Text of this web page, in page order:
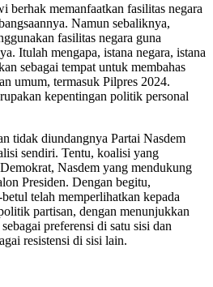
berhak memanfaatkan fasilitas negara
Namun sebaliknya,
fasilitas negara guna
Itulah mengapa, istana negara, istana
sebagai tempat untuk membahas
umum, termasuk Pilpres 2024.
kepentingan politik personal
tidak diundangnya Partai Nasdem
sendiri. Tentu, koalisi yang
Nasdem yang mendukung
Presiden. Dengan begitu,
telah memperlihatkan kepada
partisan, dengan menunjukkan
preferensi di satu sisi dan
resistensi di sisi lain.